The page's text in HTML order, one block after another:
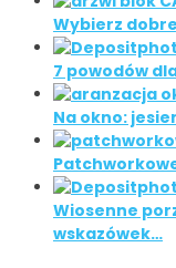
Wybierz
7 powodów
Na okno:
Wiosenne
wskazówek…